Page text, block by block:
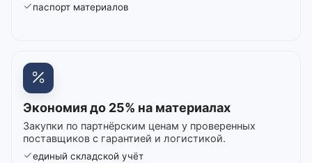
паспорт материалов
Экономия до 25% на материалах
Закупки по партнёрским ценам у проверенных
поставщиков с гарантией и логистикой.
единый складской учёт